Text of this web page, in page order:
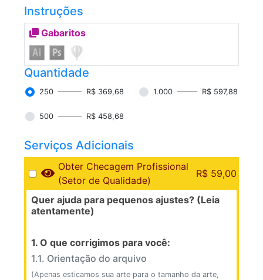
Instruções
Gabaritos
Quantidade
250 R$ 369,68 1.000 R$ 597,88
500 R$ 458,68
Serviços Adicionais
Obter Checagem Profissional
(Setor de Qualidade)
R$ 59,00
Quer ajuda para pequenos ajustes? (Leia
atentamente)
1. O que corrigimos para você:
1.1. Orientação do arquivo
(Apenas esticamos sua arte para o tamanho da arte,